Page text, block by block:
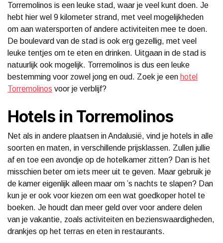
Torremolinos is een leuke stad, waar je veel kunt doen. Je
hebt hier wel 9 kilometer strand, met veel mogelijkheden
om aan watersporten of andere activiteiten mee te doen.
De boulevard van de stad is ook erg gezellig, met veel
leuke tentjes om te eten en drinken. Uitgaan in de stad is
natuurlijk ook mogelijk. Torremolinos is dus een leuke
bestemming voor zowel jong en oud. Zoek je een hotel
Torremolinos voor je verblijf?
Hotels in Torremolinos
Net als in andere plaatsen in Andalusië, vind je hotels in alle
soorten en maten, in verschillende prijsklassen. Zullen jullie
af en toe een avondje op de hotelkamer zitten? Dan is het
misschien beter om iets meer uit te geven. Maar gebruik je
de kamer eigenlijk alleen maar om ’s nachts te slapen? Dan
kun je er ook voor kiezen om een wat goedkoper hotel te
boeken. Je houdt dan meer geld over voor andere delen
van je vakantie, zoals activiteiten en bezienswaardigheden,
drankjes op het terras en eten in restaurants.